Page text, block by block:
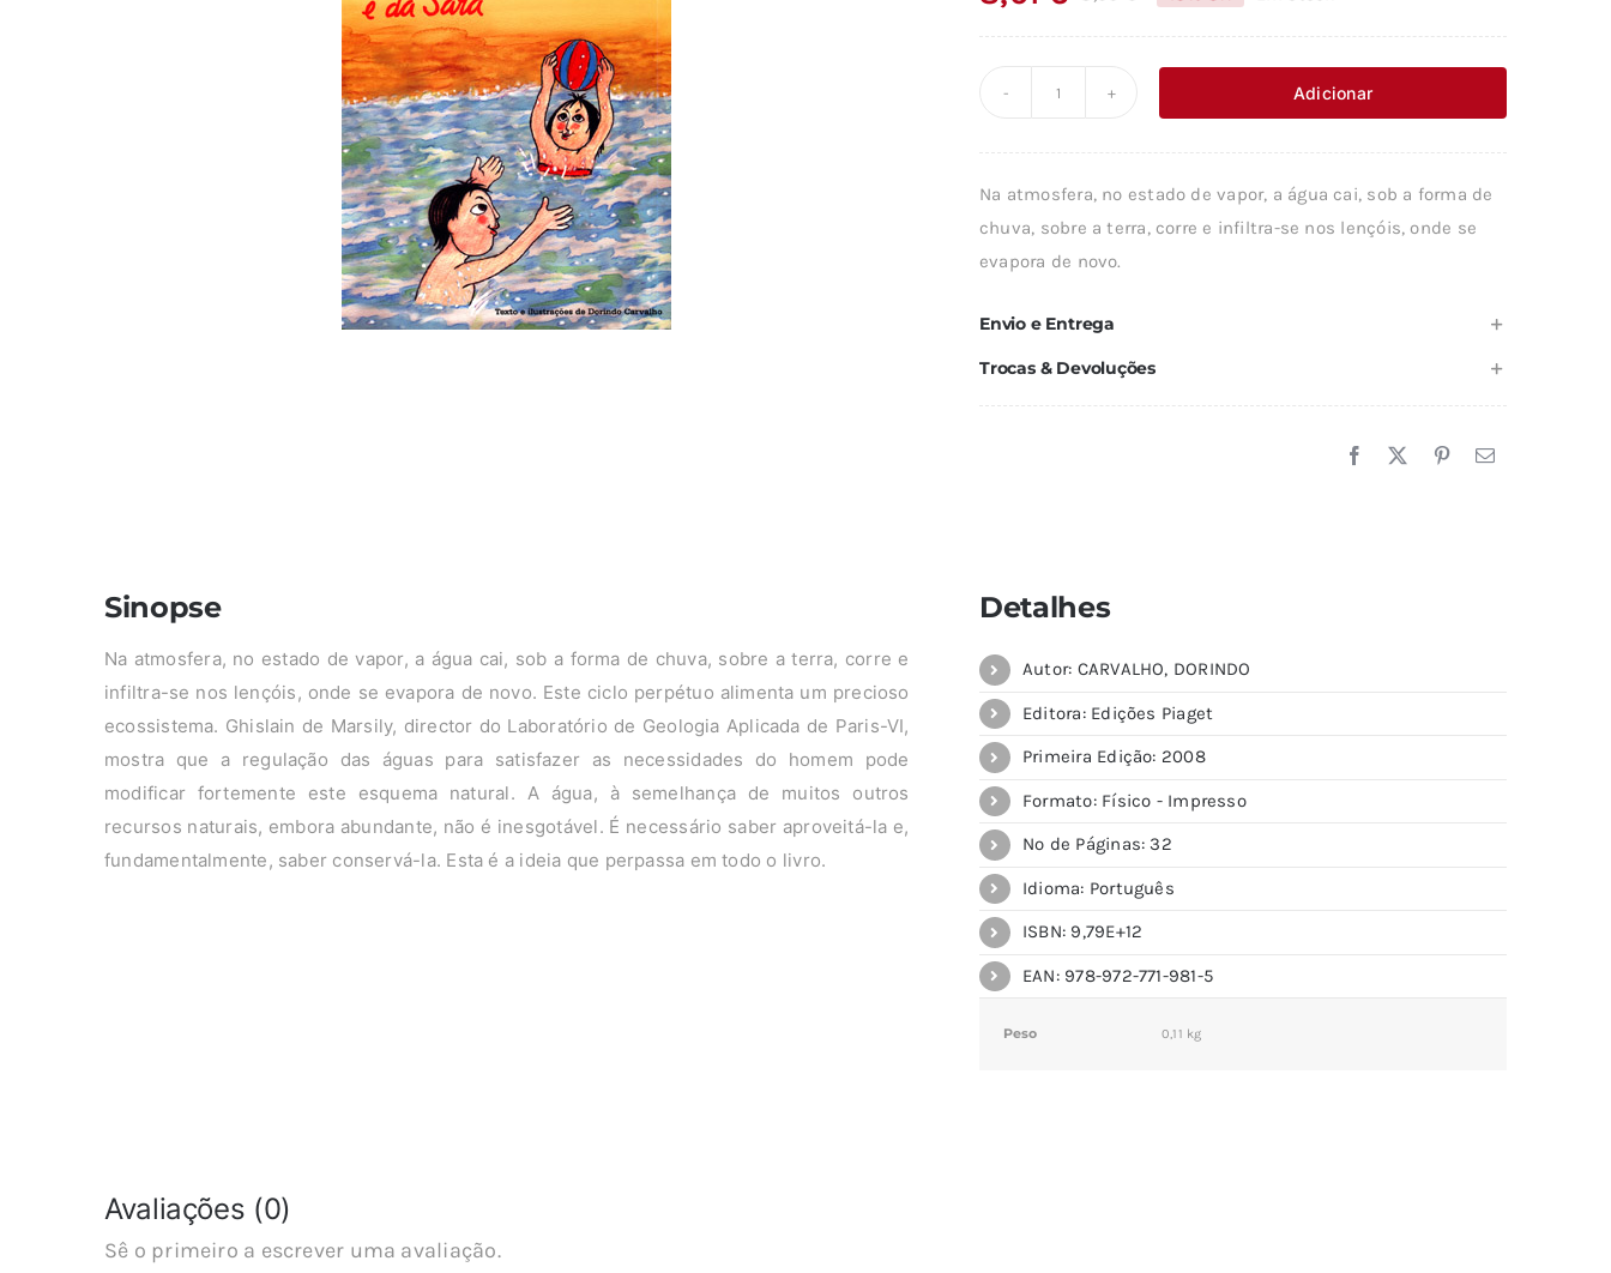
O
era:
O
é:
ÁGUA
Adicionar
Na atmosfera, no estado de vapor, a água cai, sob a forma de
chuva, sobre a terra, corre e infiltra-se nos lençóis, onde se
evapora de novo.
Envio e Entrega
Trocas & Devoluções
Sinopse
Na atmosfera, no estado de vapor, a água cai, sob a forma de chuva, sobre a terra, corre e
infiltra-se nos lençóis, onde se evapora de novo. Este ciclo perpétuo alimenta um precioso
ecossistema. Ghislain de Marsily, director do Laboratório de Geologia Aplicada de Paris-VI,
mostra que a regulação das águas para satisfazer as necessidades do homem pode
modificar fortemente este esquema natural. A água, à semelhança de muitos outros
recursos naturais, embora abundante, não é inesgotável. É necessário saber aproveitá-la e,
fundamentalmente, saber conservá-la. Esta é a ideia que perpassa em todo o livro.
Detalhes
Autor: CARVALHO, DORINDO
Editora: Edições Piaget
Primeira Edição: 2008
Formato: Físico - Impresso
Nº de Páginas: 32
Idioma: Português
ISBN: 9,79E+12
EAN: 978-972-771-981-5
Peso 0,11 kg
Avaliações (0)
Sê o primeiro a escrever uma avaliação.